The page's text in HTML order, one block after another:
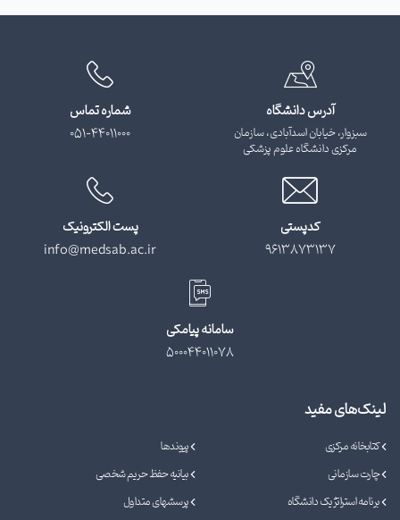
آدرس دانشگاه
سبزوار، خیابان اسدآبادی، سازمان
مرکزی دانشگاه علوم پزشکی
شماره تماس
051-44011000
کدپستی
9613873137
پست الکترونیک
info@medsab.ac.ir
سامانه پیامکی
500044011078
لینک‌های مفید
کتابخانه مرکزی
پیوندها
چارت سازمانی
بیانیه حفظ حریم شخصی
برنامه استراتژیک دانشگاه
پرسشهای متداول